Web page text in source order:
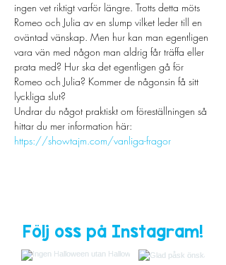
ingen vet riktigt varför längre. Trotts detta möts
Romeo och Julia av en slump vilket leder till en
oväntad vänskap. Men hur kan man egentligen
vara vän med någon man aldrig får träffa eller
prata med? Hur ska det egentligen gå för
Romeo och Julia? Kommer de någonsin få sitt
lyckliga slut?
Undrar du något praktiskt om föreställningen så
hittar du mer information här:
https://showtajm.com/vanliga-fragor
Följ oss på Instagram!